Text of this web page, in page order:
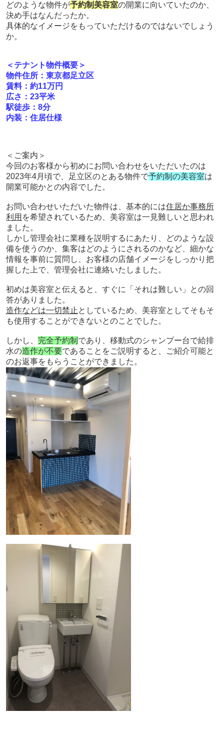
どのような物件が予約制美容室の開業に向いていたのか、
決め手はなんだったか。
具体的なイメージをもっていただけるのではないでしょう
か。
＜テナント物件概要＞
物件住所：東京都足立区
賃料：約11万円
広さ：23平米
駅徒歩：8分
内装：住居仕様
＜ご案内＞
今回のお客様から初めにお問い合わせをいただいたのは
2023年4月頃で、足立区のとある物件で予約制の美容室は
開業可能かとの内容でした。
お問い合わせいただいた物件は、基本的には住居か事務所
利用 を希望されているため、美容室は一見難しいと思われ
ました。
しかし管理会社に業種を説明するにあたり、どのような設
備を使うのか、集客はどのようにされるのかなど、細かな
情報を事前に質問し、お客様の店舗イメージをしっかり把
握した上で、管理会社に連絡いたしました。
初めは美容室と伝えると、すぐに「それは難しい」との回
答がありました。
造作などは一切禁止 としているため、美容室としてそもそ
も使用することができないとのことでした。
しかし、 完全予約制 であり、移動式のシャンプー台で給排
水の造作が不要であることをご説明すると、ご紹介可能と
のお返事をもらうことができました。